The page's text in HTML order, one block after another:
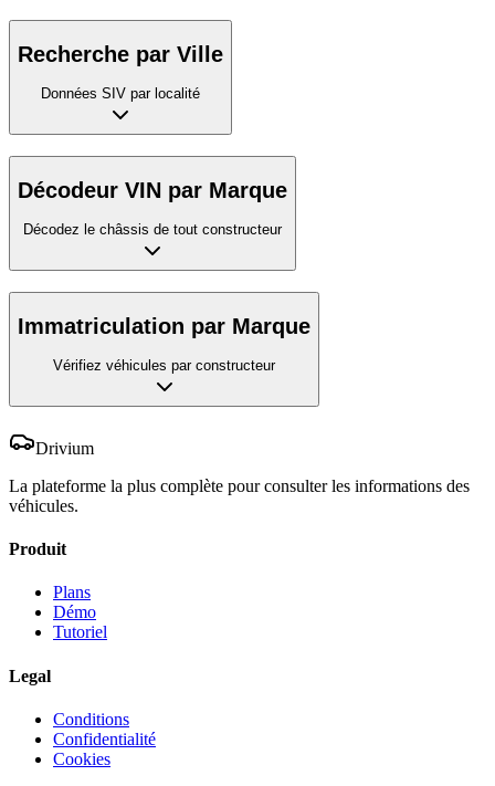
Recherche par Ville
Données SIV par localité
Décodeur VIN par Marque
Décodez le châssis de tout constructeur
Immatriculation par Marque
Vérifiez véhicules par constructeur
Drivium
La plateforme la plus complète pour consulter les informations des
véhicules.
Produit
Plans
Démo
Tutoriel
Legal
Conditions
Confidentialité
Cookies